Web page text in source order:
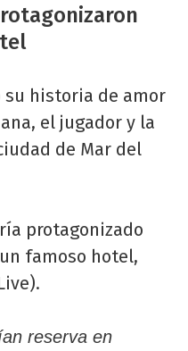
historia de amor
el jugador y la
de Mar del
protagonizado
famoso hotel,
reserva en